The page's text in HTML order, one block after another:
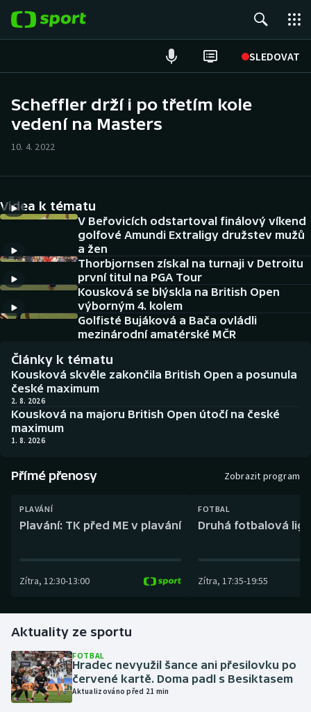
SLEDOVAT
Hokej
Cyklistika
DALŠÍ SPORTY
Americký fotbal
Baseball a softbal
Basketbal
Biatlon
Boby a skeleton
Dostihy
Futsal
Gymnastika
Házená
NEPŘEHLÉDNĚTE
Soutěže
Historické návraty
Aplikace ČT sport
AZ kvíz
Scheffler drží i po třetím kole
vedení na Masters
10. 4. 2022
Videa k tématu
V Beřovicích odstartoval finálový víkend
golfové Amundi Extraligy družstev mužů
a žen
Thorbjornsen získal na turnaji v Detroitu
první titul na PGA Tour
Kousková se blýskla na British Open
výborným 4. kolem
Golfisté Bujáková a Bača ovládli
mezinárodní amatérské MČR
Články k tématu
Kousková skvěle zakončila British Open a posunula
české maximum
2. 8. 2026
Kousková na majoru British Open útočí na české
maximum
1. 8. 2026
Přímé přenosy Zobrazit program
PLAVÁNÍ
Plavání: TK před ME v plavání
Zítra, 12:30-13:00
FOTBAL
Druhá fotbalová
Zítra, 17:35-19:55
Aktuality ze sportu
FOTBAL
Hradec nevyužil šance ani přesilovku po
červené kartě. Doma padl s Besiktasem
Aktualizováno před 21 min